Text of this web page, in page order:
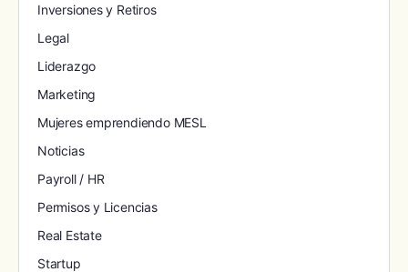
Inversiones y Retiros
Legal
Liderazgo
Marketing
Mujeres emprendiendo MESL
Noticias
Payroll / HR
Permisos y Licencias
Real Estate
Startup